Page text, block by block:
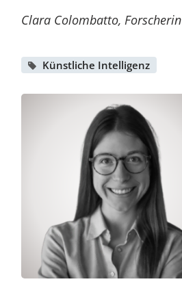
Clara Colombatto, Forscherin
Künstliche Intelligenz